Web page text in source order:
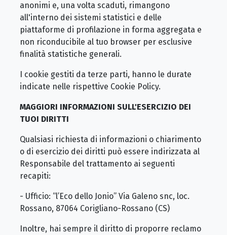
anonimi e, una volta scaduti, rimangono
all'interno dei sistemi statistici e delle
piattaforme di profilazione in forma aggregata e
non riconducibile al tuo browser per esclusive
finalità statistiche generali.
I cookie gestiti da terze parti, hanno le durate
indicate nelle rispettive Cookie Policy.
MAGGIORI INFORMAZIONI SULL'ESERCIZIO DEI
TUOI DIRITTI
Qualsiasi richiesta di informazioni o chiarimento
o di esercizio dei diritti può essere indirizzata al
Responsabile del trattamento ai seguenti
recapiti:
- Ufficio: “l’Eco dello Jonio” Via Galeno snc, loc.
Rossano, 87064 Corigliano-Rossano (CS)
Inoltre, hai sempre il diritto di proporre reclamo